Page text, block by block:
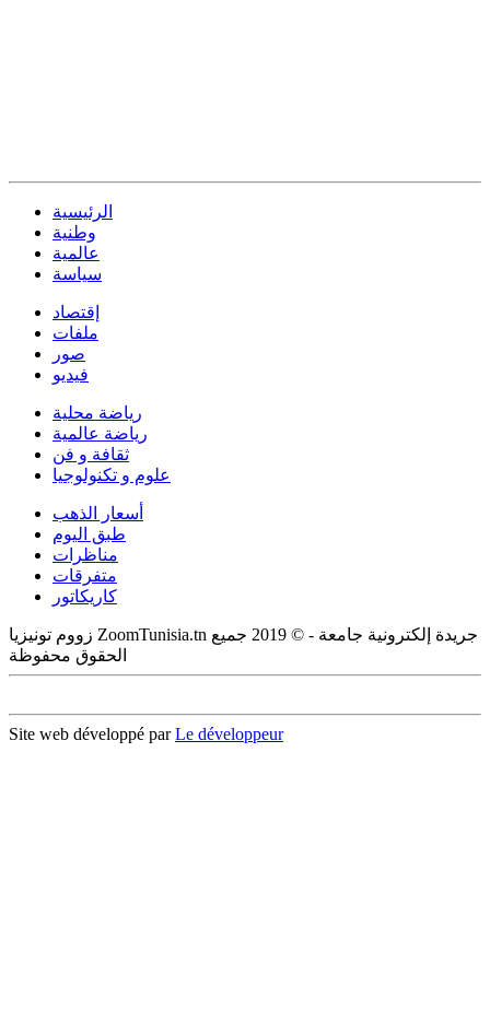
الرئيسية
وطنية
عالمية
سياسة
إقتصاد
ملفات
صور
فيديو
رياضة محلية
رياضة عالمية
ثقافة و فن
علوم و تكنولوجيا
أسعار الذهب
طبق اليوم
مناظرات
متفرقات
كاريكاتور
زووم تونيزيا ZoomTunisia.tn جريدة إلكترونية جامعة - © 2019 جميع
الحقوق محفوظة
Site web développé parLe développeur